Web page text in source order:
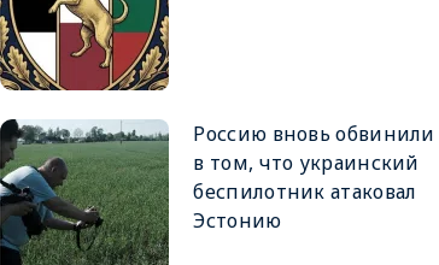
Россию вновь обвинили
в том, что украинский
беспилотник атаковал
Эстонию